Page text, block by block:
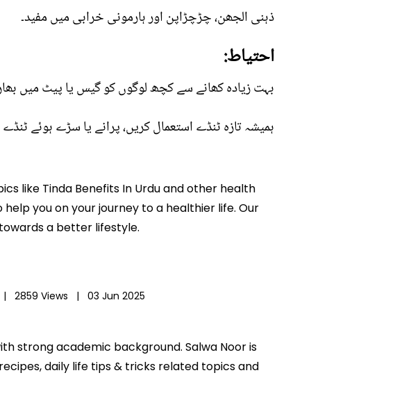
ذہنی الجھن، چڑچڑاپن اور ہارمونی خرابی میں مفید۔
احتیاط:
بہت زیادہ کھانے سے کچھ لوگوں کو گیس یا پیٹ میں
ہمیشہ تازہ ٹنڈے استعمال کریں، پرانے یا سڑے ہوئے
like Tinda Benefits In Urdu and other health
you on your journey to a healthier life. Our
a better lifestyle.
| 2859 Views | 03 Jun 2025
strong academic background. Salwa Noor is
daily life tips & tricks related topics and